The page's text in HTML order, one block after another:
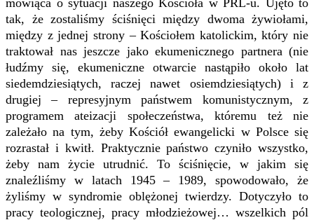
tak, że zostaliśmy ściśnięci między dwoma żywiołami,
między z jednej strony – Kościołem katolickim, który nie
traktował nas jeszcze jako ekumenicznego partnera (nie
łudźmy się, ekumeniczne otwarcie nastąpiło około lat
siedemdziesiątych, raczej nawet osiemdziesiątych) i z
drugiej – represyjnym państwem komunistycznym, z
programem ateizacji społeczeństwa, któremu też nie
zależało na tym, żeby Kościół ewangelicki w Polsce się
rozrastał i kwitł. Praktycznie państwo czyniło wszystko,
żeby nam życie utrudnić. To ściśnięcie, w jakim się
znaleźliśmy w latach 1945 – 1989, spowodowało, że
żyliśmy w syndromie oblężonej twierdzy. Dotyczyło to
pracy teologicznej, pracy młodzieżowej… wszelkich pól